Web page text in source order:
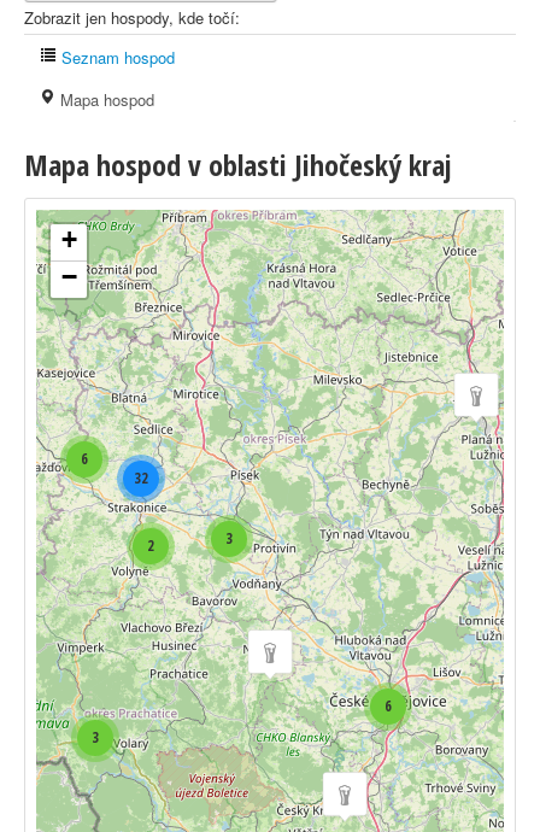
Zobrazit jen hospody, kde točí:
Seznam hospod
Mapa hospod
Mapa hospod v oblasti Jihočeský kraj
3
6
2 3
6
32
+
−